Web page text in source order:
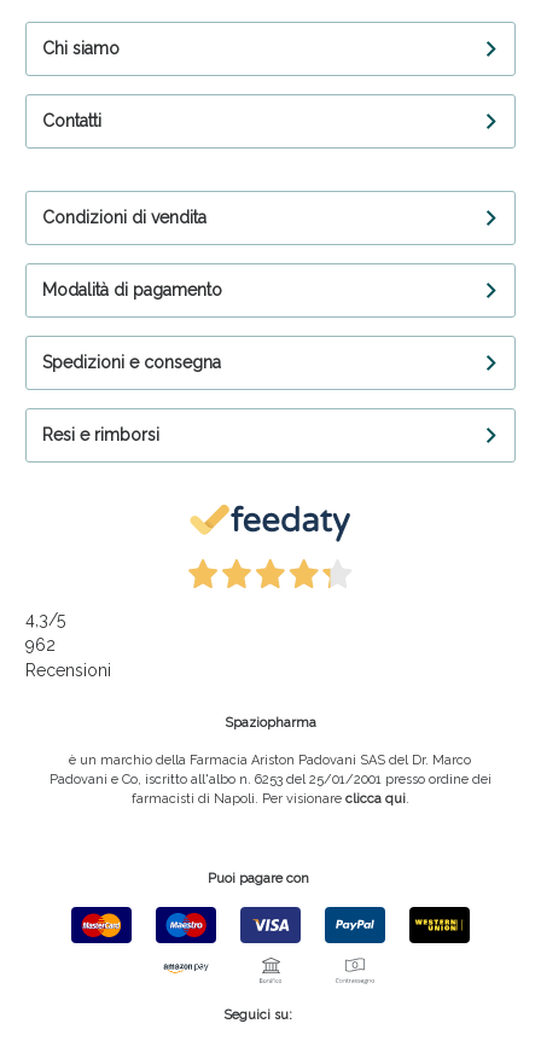
Chi siamo
Contatti
Condizioni di vendita
Modalità di pagamento
Spedizioni e consegna
Resi e rimborsi
4,3/5
962
Recensioni
Spaziopharma
è un marchio della Farmacia Ariston Padovani SAS del Dr. Marco
Padovani e Co, iscritto all'albo n. 6253 del 25/01/2001 presso ordine dei
farmacisti di Napoli. Per visionare clicca qui.
Puoi pagare con
Seguici su: